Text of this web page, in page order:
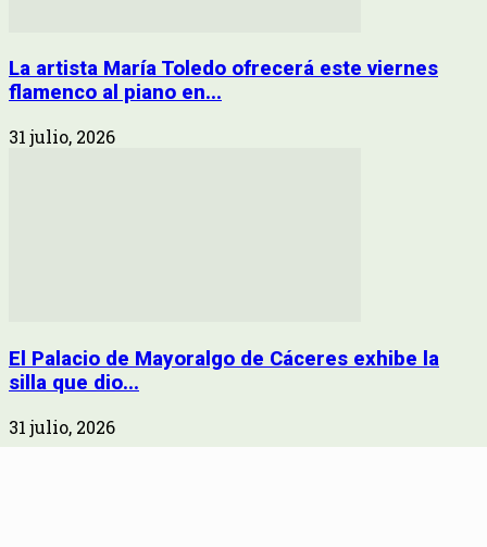
La artista María Toledo ofrecerá este viernes
flamenco al piano en...
31 julio, 2026
El Palacio de Mayoralgo de Cáceres exhibe la
silla que dio...
31 julio, 2026